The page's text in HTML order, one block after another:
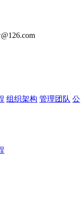
组织架构 管理团队 公